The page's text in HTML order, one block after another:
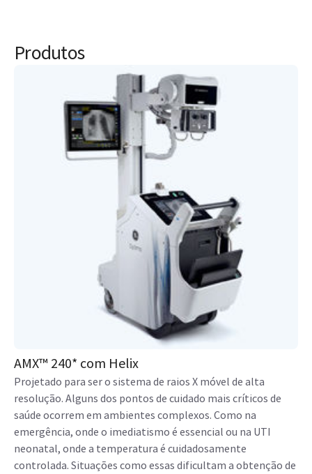
Produtos
AMX™ 240* com Helix
Projetado para ser o sistema de raios X móvel de alta
resolução. Alguns dos pontos de cuidado mais críticos de
saúde ocorrem em ambientes complexos. Como na
emergência, onde o imediatismo é essencial ou na UTI
neonatal, onde a temperatura é cuidadosamente
controlada. Situações como essas dificultam a obtenção de